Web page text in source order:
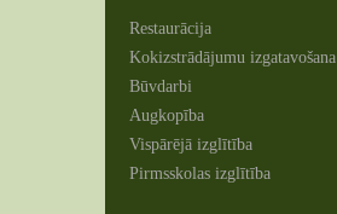
Restaurācija
Kokizstrādājumu izgatavošana
Būvdarbi
Augkopība
Vispārējā izglītība
Pirmsskolas izglītība